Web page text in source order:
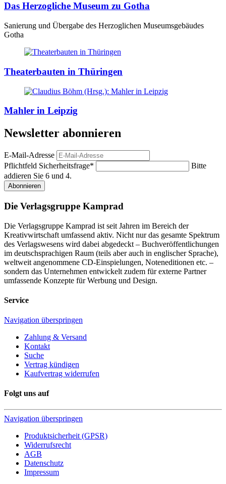
Das Herzogliche Museum zu Gotha
Sanierung und Übergabe des Herzoglichen Museumsgebäudes
Gotha
Theaterbauten in Thüringen
Mahler in Leipzig
Newsletter abonnieren
E-Mail-Adresse
Pflichtfeld Sicherheitsfrage*
Bitte
addieren Sie 6 und 4.
Abonnieren
Die Verlagsgruppe Kamprad
Die Verlagsgruppe Kamprad ist seit Jahren im Bereich der
Kreativwirtschaft umfassend aktiv. Nicht nur das gesamte Spektrum
des Verlagswesens wird dabei abgedeckt – Buchveröffentlichungen
im deutschsprachigen Raum (teils aber auch in englischer Sprache),
weltweit angenommene CD-Einspielungen, Noteneditionen etc. –
sondern das Unternehmen entwickelt zudem für externe Partner
umfassende Konzepte für Werbung und Design.
Service
Navigation überspringen
Zahlung & Versand
Kontakt
Suche
Vertrag kündigen
Kaufvertrag widerrufen
Folgt uns auf
Navigation überspringen
Produktsicherheit (GPSR)
Widerrufsrecht
AGB
Datenschutz
Impressum